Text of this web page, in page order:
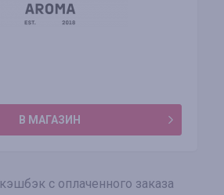
В МАГАЗИН
кэшбэк с оплаченного заказа